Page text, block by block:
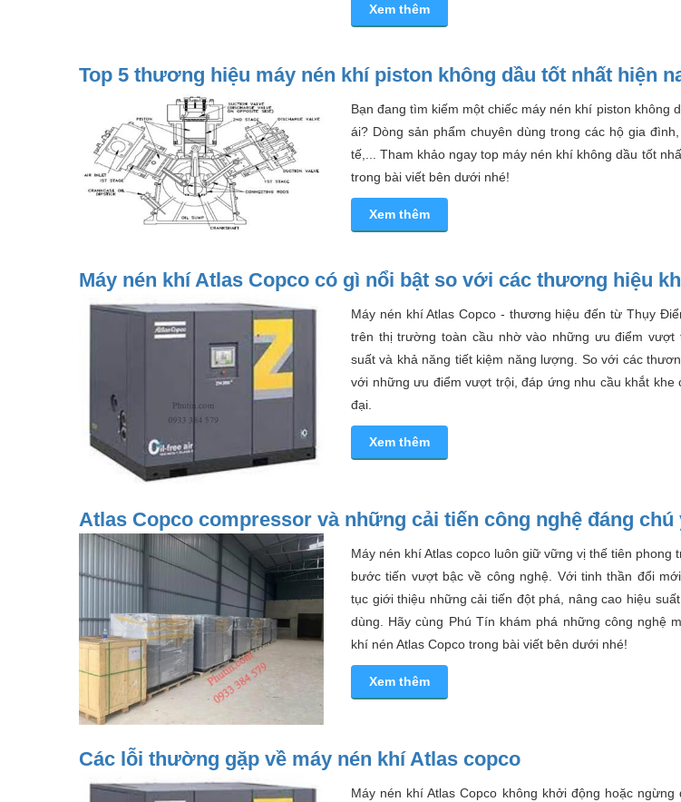
Xem thêm
Top 5 thương hiệu máy nén khí piston không dầu tốt nhất hiện
Bạn đang tìm kiếm một chiếc máy nén khí piston không
ái? Dòng sản phẩm chuyên dùng trong các hộ gia
tế,... Tham khảo ngay top máy nén khí không dầu tốt
trong bài viết bên dưới nhé!
Xem thêm
Máy nén khí Atlas Copco có gì nổi bật so với các thương hiệu
Máy nén khí Atlas Copco - thương hiệu đến từ Thụy
trên thị trường toàn cầu nhờ vào những ưu điểm vượt
suất và khả năng tiết kiệm năng lượng. So với các
với những ưu điểm vượt trội, đáp ứng nhu cầu khắt khe
đại.
Xem thêm
Atlas Copco compressor và những cải tiến công nghệ đáng chú
Máy nén khí Atlas copco luôn giữ vững vị thế tiên
bước tiến vượt bậc về công nghệ. Với tinh thần đổi
tục giới thiệu những cải tiến đột phá, nâng cao hiệu
dùng. Hãy cùng Phú Tín khám phá những công nghệ
khí nén Atlas Copco trong bài viết bên dưới nhé!
Xem thêm
Các lỗi thường gặp về máy nén khí Atlas copco
Máy nén khí Atlas Copco không khởi động hoặc ngừng